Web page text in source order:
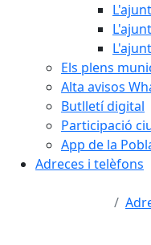
Els plens
Alta avisos
Butlletí digital
Participació
App de la
Adreces i telèfons